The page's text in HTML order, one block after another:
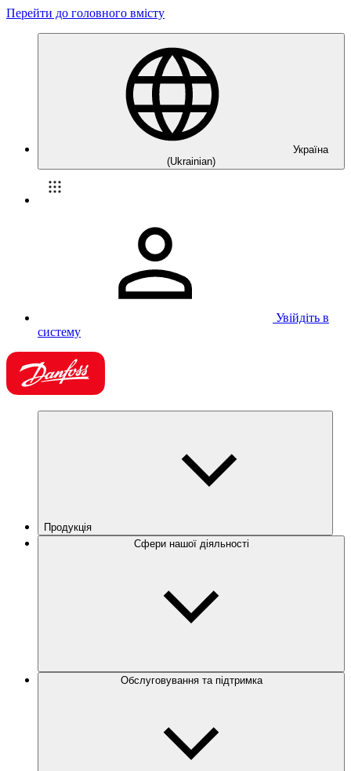
Перейти до головного вмісту
Україна
(Ukrainian)
Увійдіть в
систему
Продукція
Сфери нашої діяльності
Обслуговування та підтримка